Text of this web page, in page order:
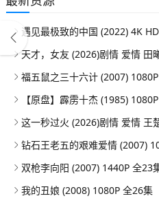
遇见最极致的中国 (2022) 4K
福五鼠之三十六计 (2007)
钻石王老五的艰难爱情 (2007)
双枪李向阳 (2007) 1440P 全23
我的丑娘 (2008) 1080P 全26集